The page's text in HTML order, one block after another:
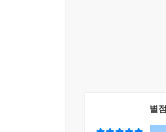
지난한 삶이라 해도 기
“한 사람이라도 제 글에
집필까지 장장 3년에
구름까지 전부 어제 일
별